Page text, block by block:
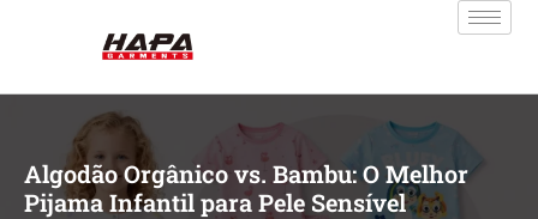
Algodão Orgânico vs. Bambu: O Melhor
Pijama Infantil para Pele Sensível